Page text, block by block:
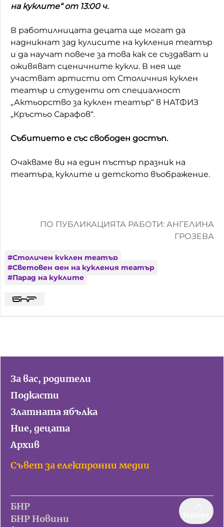
на куклите“ от 13:00 ч.
В работилницата децата ще могат да
надникнат зад кулисите на кукления театър
и да научат повече за това как се създават и
оживяват сценичните кукли. В нея ще
участват артисти от Столичния куклен
театър и студенти от специалност
„Актьорство за куклен театър“ в НАТФИЗ
„Кръстьо Сарафов“.
Събитието е със свободен достъп.
Очакваме ви на един пъстър празник на
театъра, куклите и детското въображение.
ПО ПУБЛИКАЦИЯТА РАБОТИ: АНГЕЛИНА
ГРОЗЕВА
#Столичен куклен театър
#Световен ден на кукления театър
#Парад на куклите
За вас, родители
Подкасти
Златната ябълка
Ние, децата
Архив
Съвет за електронни медии
БНР
БНР Новини